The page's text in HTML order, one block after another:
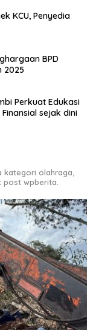
KCU, Penyedia
BPD
2025
Perkuat Edukasi
sejak dini
kategori olahraga,
post wpberita.